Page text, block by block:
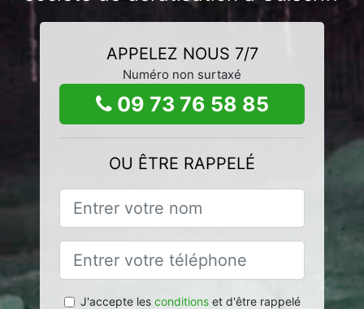
APPELEZ NOUS 7/7
Numéro non surtaxé
09 73 76 58 85
OU ÊTRE RAPPELÉ
J'accepte les conditionset d'être rappelé